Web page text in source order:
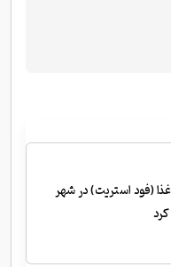
(فود استریت) در شهر